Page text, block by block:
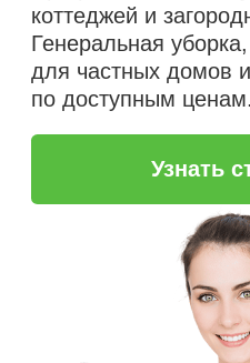
4.9
Лидеры в рейтингах
Яндекс